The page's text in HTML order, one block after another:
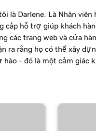
là Darlene. Là Nhân viên
cấp hỗ trợ giúp khách
các trang web và cửa
ra rằng họ có thể xây
hào - đó là một cảm giác